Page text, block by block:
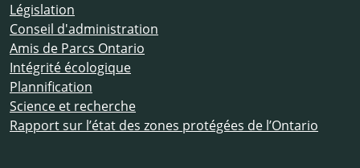
Législation
Conseil d'administration
Amis de Parcs Ontario
Intégrité écologique
Plannification
Science et recherche
Rapport sur l’état des zones protégées de l’Ontario